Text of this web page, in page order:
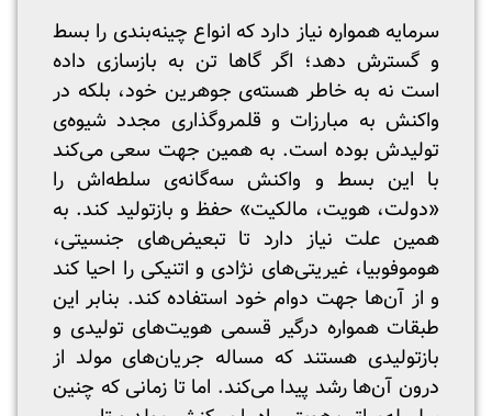
سرمایه همواره نیاز دارد که انواع چینه‌بندی را بسط
و گسترش دهد؛ اگر گاها تن به بازسازی داده‌
است نه به خاطر هسته‌‌ی جوهرین خود، بلکه در
واکنش به مبارزات و قلمرو‌گذاری مجدد شیوه‌ی
تولیدش بوده است. به همین جهت سعی می‌کند
با این بسط و واکنش سه‌گانه‌ی سلطه‌اش را
«دولت، هویت، مالکیت» حفظ و بازتولید کند. به
همین علت نیاز دارد تا تبعیض‌های جنسیتی،
هوموفوبیا، غیریتی‌های نژادی و اتنیکی را احیا کند
و از آن‌ها جهت دوام خود استفاده کند. بنابر این
طبقات همواره درگیر قسمی هویت‌های تولیدی و
بازتولیدی هستند که مساله جریان‌های مولد از
درون آن‌ها رشد پیدا می‌کند. اما تا زمانی که چنین